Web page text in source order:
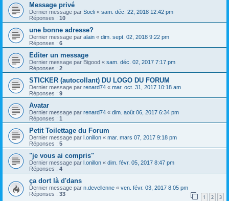
Message privé
Dernier message par Socli « sam. déc. 22, 2018 12:42 pm
Réponses : 10
une bonne adresse?
Dernier message par alain « dim. sept. 02, 2018 9:22 pm
Réponses : 6
Editer un message
Dernier message par Bigood « sam. déc. 02, 2017 7:17 pm
Réponses : 2
STICKER (autocollant) DU LOGO DU FORUM
Dernier message par renard74 « mar. oct. 31, 2017 10:18 am
Réponses : 9
Avatar
Dernier message par renard74 « dim. août 06, 2017 6:34 pm
Réponses : 1
Petit Toilettage du Forum
Dernier message par l.onillon « mar. mars 07, 2017 9:18 pm
Réponses : 5
"je vous ai compris"
Dernier message par l.onillon « dim. févr. 05, 2017 8:47 pm
Réponses : 4
ça dort là d'dans
Dernier message par n.devellenne « ven. févr. 03, 2017 8:05 pm
Réponses : 33 1 2 3